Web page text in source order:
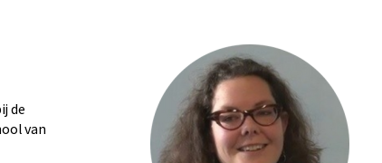
de
van